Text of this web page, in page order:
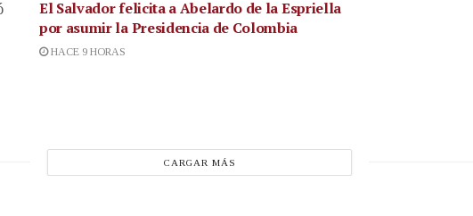
El Salvador felicita a Abelardo de la Espriella
por asumir la Presidencia de Colombia
HACE 9 HORAS
CARGAR MÁS